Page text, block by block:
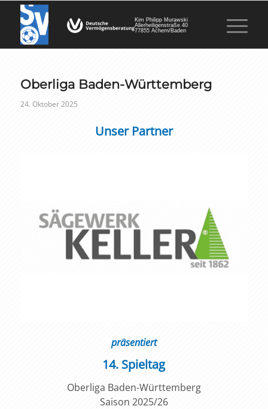
Kim Philipp Murawski
Allerheiligenstraße 40
77855 Achern/Baden
Oberliga Baden-Württemberg
24. Oktober 2025
Unser Partner
präsentiert
14. Spieltag
Oberliga Baden-Württemberg
Saison 2025/26